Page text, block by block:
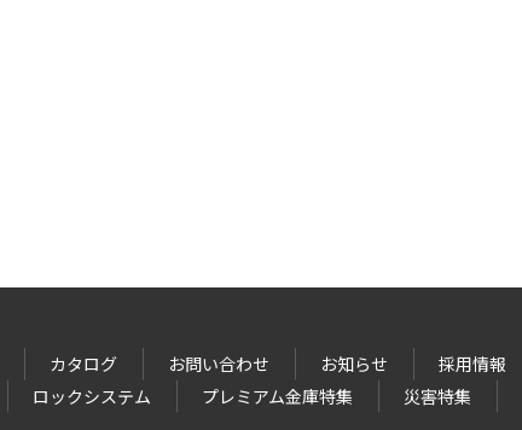
カタログ お問い合わせ お知らせ 採用情報
ロックシステム プレミアム金庫特集 災害特集